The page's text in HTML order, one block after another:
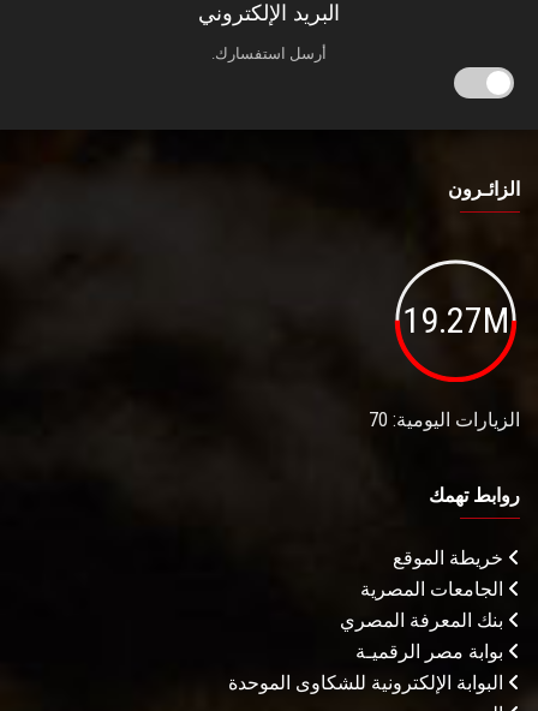
البريد الإلكتروني
أرسل استفسارك.
الزائـرون
19.27M
الزيارات اليومية: 70
روابط تهمك
خريطة الموقع
الجامعات المصرية
بنك المعرفة المصري
بوابة مصر الرقميـة
البوابة الإلكترونية للشكاوى الموحدة